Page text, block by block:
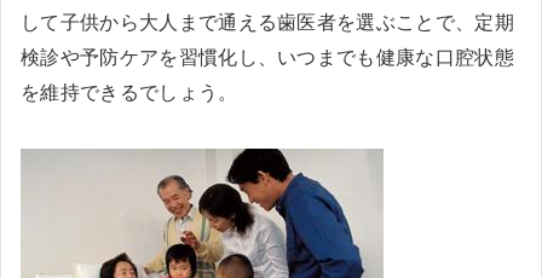
して子供から大人まで通える歯医者を選ぶことで、定期
検診や予防ケアを習慣化し、いつまでも健康な口腔状態
を維持できるでしょう。